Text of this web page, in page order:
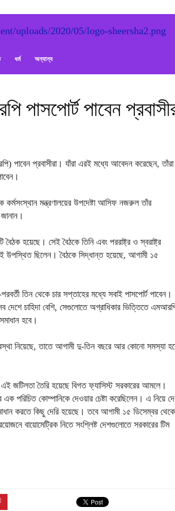
ধর্ম অন্যান্য
পাসপোর্ট পাবেন
পাবেন প্রবাসীরা। যাঁরা এরই মধ্যে আবেদন করেছেন, তাঁরা
মন্ত্রণালয়ের উপদেষ্টা আসিফ নজরুল তাঁর
বৈঠক হয়েছে। সেই বৈঠকে তিনি এবং পররাষ্ট্র ও স্বরাষ্ট্র
উপস্থিত ছিলেন। বৈঠকে সিদ্ধান্ত হয়েছে, আগামী ১৫
তিন থেকে চার সপ্তাহের মধ্যে সবাই পাসপোর্ট পাবেন।
দেশে চাহিদা বেশি, সেগুলোতে অগ্রাধিকার ভিত্তিতে
হবে।
নিয়েছে, তাতে আগামী দু-তিন বছরে আর কোনো সমস্যা
জটিলতা তৈরি হয়েছে বিগত ফ্যাসিস্ট সরকারের আমলে।
এক পরিচিত কোম্পানিকে দেওয়ার চেষ্টা করেছিলেন। এ নিয়ে
করতে কিছু দেরি হয়েছে। তবে আগামী ১৫ ডিসেম্বর থেকে
বায়োমেট্রিক নিতে সংশ্লিষ্ট দেশগুলোতে সরকারের টিম